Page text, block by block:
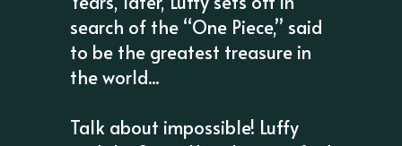
search of the “One Piece,” said
to be the greatest treasure in
the world...
Talk about impossible! Luffy